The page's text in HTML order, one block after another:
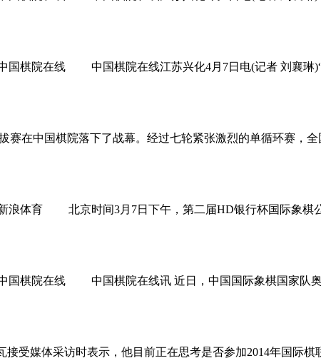
中国棋院在线 中国棋院在线江苏兴化4月7日电(记者 刘襄琳
赛在中国棋院落下了战幕。经过七轮紧张激烈的单循环赛，
新浪体育 北京时间3月7日下午，第二届HD银行杯国际象棋
中国棋院在线 中国棋院在线讯 近日，中国国际象棋国家队
接受媒体采访时表示，他目前正在思考是否参加2014年国